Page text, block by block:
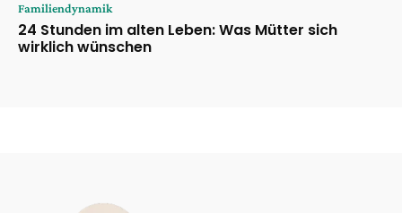
Familiendynamik
24 Stunden im alten Leben: Was Mütter sich
wirklich wünschen